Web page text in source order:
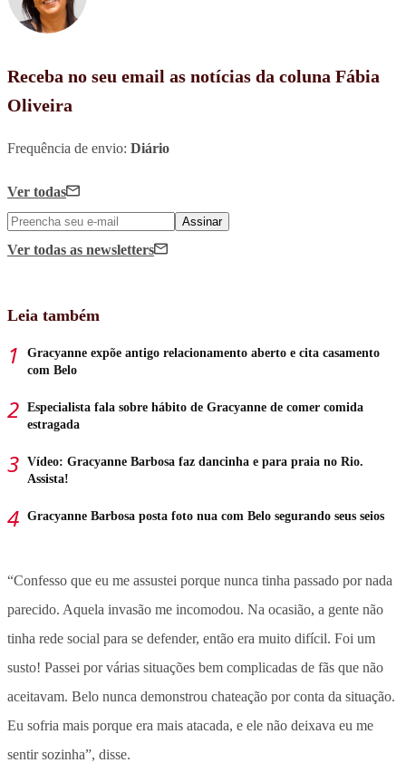
Receba no seu email as notícias da coluna Fábia
Oliveira
Frequência de envio: Diário
Ver todas
Assinar
Ver todas as newsletters
Leia também
Gracyanne expõe antigo relacionamento aberto e cita casamento
com Belo
Especialista fala sobre hábito de Gracyanne de comer comida
estragada
Vídeo: Gracyanne Barbosa faz dancinha e para praia no Rio.
Assista!
Gracyanne Barbosa posta foto nua com Belo segurando seus seios
“Confesso que eu me assustei porque nunca tinha passado por nada
parecido. Aquela invasão me incomodou. Na ocasião, a gente não
tinha rede social para se defender, então era muito difícil. Foi um
susto! Passei por várias situações bem complicadas de fãs que não
aceitavam. Belo nunca demonstrou chateação por conta da situação.
Eu sofria mais porque era mais atacada, e ele não deixava eu me
sentir sozinha”, disse.